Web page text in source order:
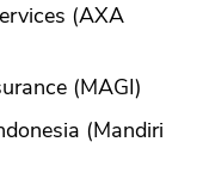
(AXA
(MAGI)
(Mandiri
OK